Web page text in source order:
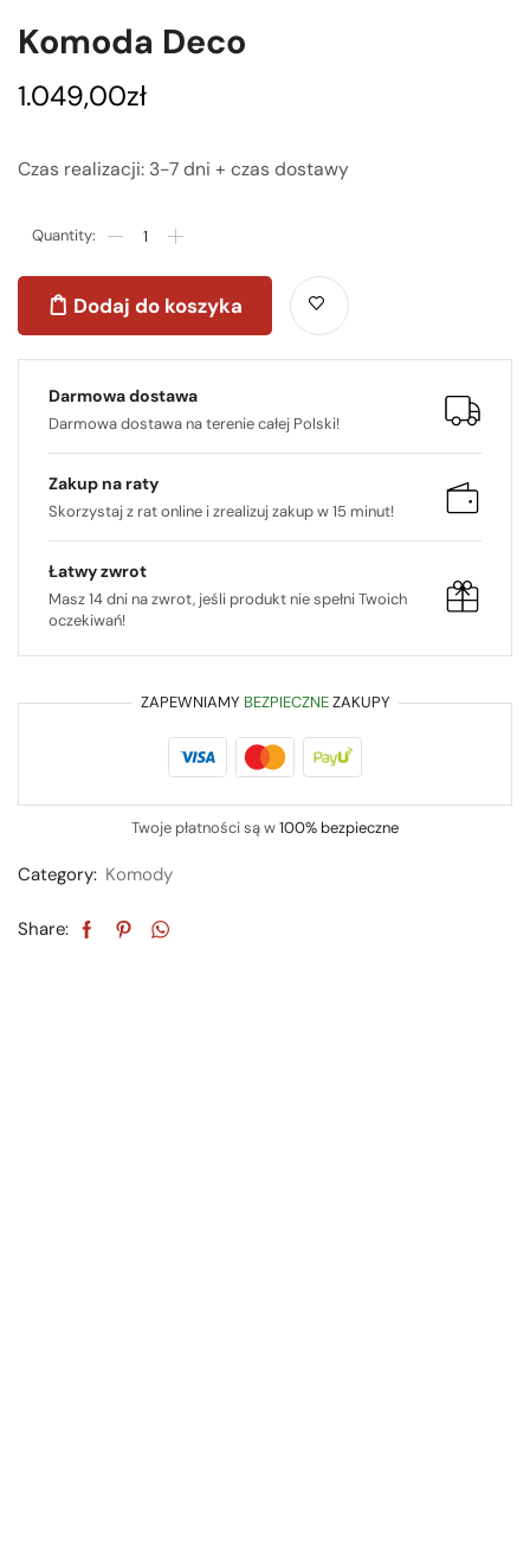
Komoda Deco
1.049,00zł
Czas realizacji: 3-7 dni + czas dostawy
Dodaj do koszyka
Darmowa dostawa
Darmowa dostawa na terenie całej Polski!
Zakup na raty
Skorzystaj z rat online i zrealizuj zakup w 15 minut!
Łatwy zwrot
Masz 14 dni na zwrot, jeśli produkt nie spełni Twoich
oczekiwań!
ZAPEWNIAMY BEZPIECZNEZAKUPY
Twoje płatności są w100% bezpieczne
Category: Komody
Share: